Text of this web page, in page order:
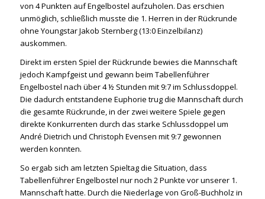
von 4 Punkten auf Engelbostel aufzuholen. Das erschien
unmöglich, schließlich musste die 1. Herren in der Rückrunde
ohne Youngstar Jakob Sternberg (13:0 Einzelbilanz)
auskommen.
Direkt im ersten Spiel der Rückrunde bewies die Mannschaft
jedoch Kampfgeist und gewann beim Tabellenführer
Engelbostel nach über 4 ½ Stunden mit 9:7 im Schlussdoppel.
Die dadurch entstandene Euphorie trug die Mannschaft durch
die gesamte Rückrunde, in der zwei weitere Spiele gegen
direkte Konkurrenten durch das starke Schlussdoppel um
André Dietrich und Christoph Evensen mit 9:7 gewonnen
werden konnten.
So ergab sich am letzten Spieltag die Situation, dass
Tabellenführer Engelbostel nur noch 2 Punkte vor unserer 1.
Mannschaft hatte. Durch die Niederlage von Groß-Buchholz in